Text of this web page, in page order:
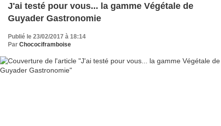
J'ai testé pour vous... la gamme Végétale de
Guyader Gastronomie
Publié le 23/02/2017 à 18:14
Par Chocociframboise